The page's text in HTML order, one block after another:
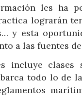
les ha
lograrán
y esta
a las fuentes de
incluye clases
todo lo de